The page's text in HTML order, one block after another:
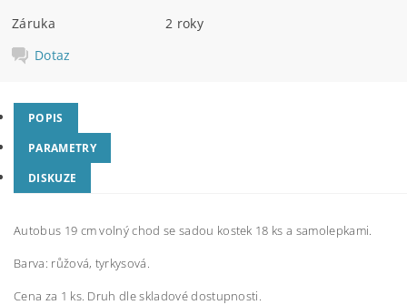
Záruka
2 roky
Dotaz
POPIS
PARAMETRY
DISKUZE
Autobus 19 cm volný chod se sadou kostek 18 ks a samolepkami.
Barva: růžová, tyrkysová.
Cena za 1 ks. Druh dle skladové dostupnosti.